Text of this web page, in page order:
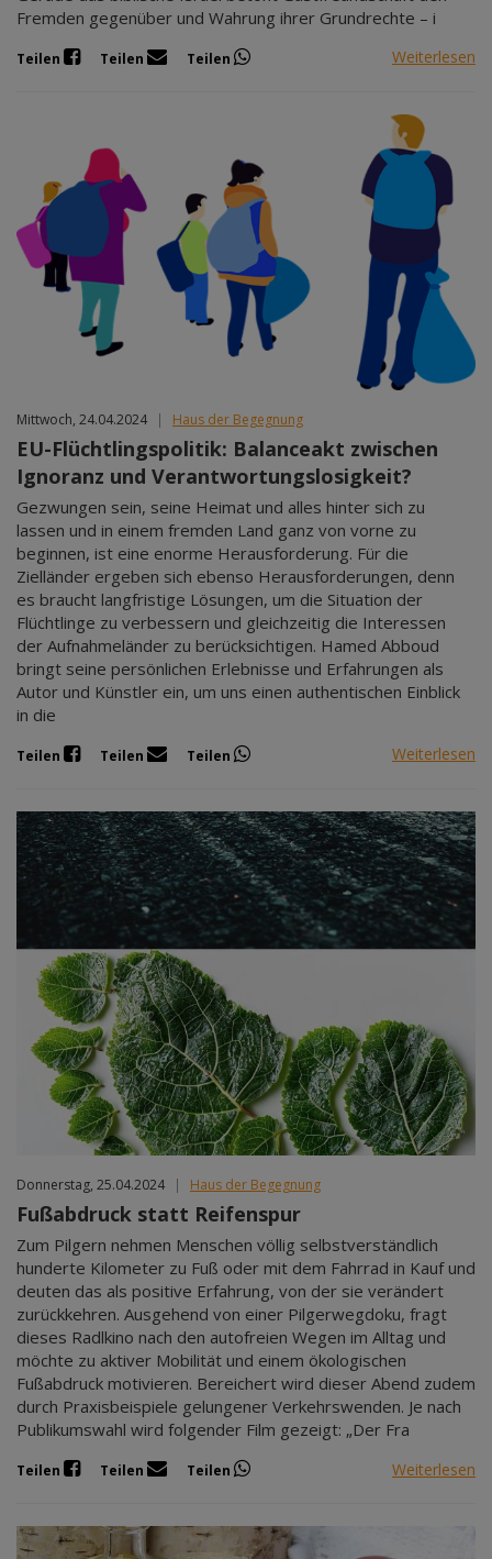
Fremden gegenüber und Wahrung ihrer Grundrechte – i
Teilen Teilen Teilen Weiterlesen
Mittwoch, 24.04.2024 | Haus der Begegnung
EU-Flüchtlingspolitik: Balanceakt zwischen
Ignoranz und Verantwortungslosigkeit?
Gezwungen sein, seine Heimat und alles hinter sich zu
lassen und in einem fremden Land ganz von vorne zu
beginnen, ist eine enorme Herausforderung. Für die
Zielländer ergeben sich ebenso Herausforderungen, denn
es braucht langfristige Lösungen, um die Situation der
Flüchtlinge zu verbessern und gleichzeitig die Interessen
der Aufnahmeländer zu berücksichtigen. Hamed Abboud
bringt seine persönlichen Erlebnisse und Erfahrungen als
Autor und Künstler ein, um uns einen authentischen Einblick
in die
Teilen Teilen Teilen Weiterlesen
Donnerstag, 25.04.2024 | Haus der Begegnung
Fußabdruck statt Reifenspur
Zum Pilgern nehmen Menschen völlig selbstverständlich
hunderte Kilometer zu Fuß oder mit dem Fahrrad in Kauf und
deuten das als positive Erfahrung, von der sie verändert
zurückkehren. Ausgehend von einer Pilgerwegdoku, fragt
dieses Radlkino nach den autofreien Wegen im Alltag und
möchte zu aktiver Mobilität und einem ökologischen
Fußabdruck motivieren. Bereichert wird dieser Abend zudem
durch Praxisbeispiele gelungener Verkehrswenden. Je nach
Publikumswahl wird folgender Film gezeigt: „Der Fra
Teilen Teilen Teilen Weiterlesen